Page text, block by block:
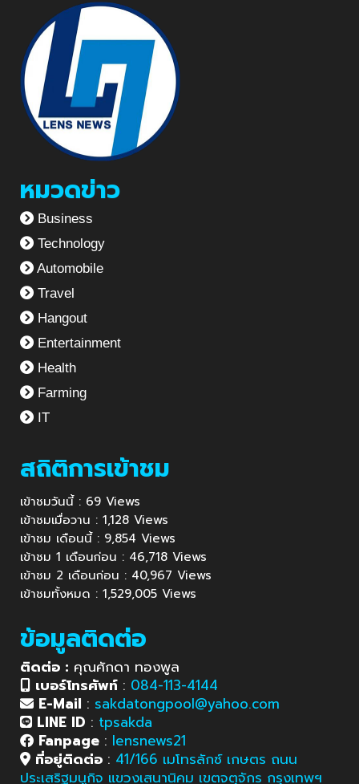
หมวดข่าว
Business
Technology
Automobile
Travel
Hangout
Entertainment
Health
Farming
IT
สถิติการเข้าชม
เข้าชมวันนี้ : 69 Views
เข้าชมเมื่อวาน : 1,128 Views
เข้าชม เดือนนี้ : 9,854 Views
เข้าชม 1 เดือนก่อน : 46,718 Views
เข้าชม 2 เดือนก่อน : 40,967 Views
เข้าชมทั้งหมด : 1,529,005 Views
ข้อมูลติดต่อ
ติดต่อ : คุณศักดา ทองพูล
เบอร์โทรศัพท์ : 084-113-4144
E-Mail : sakdatongpool@yahoo.com
LINE ID : tpsakda
Fanpage : lensnews21
ที่อยู่ติดต่อ : 41/166 เมโทรลักซ์ เกษตร ถนน
ประเสริฐมนูกิจ แขวงเสนานิคม เขตจตุจักร กรุงเทพฯ